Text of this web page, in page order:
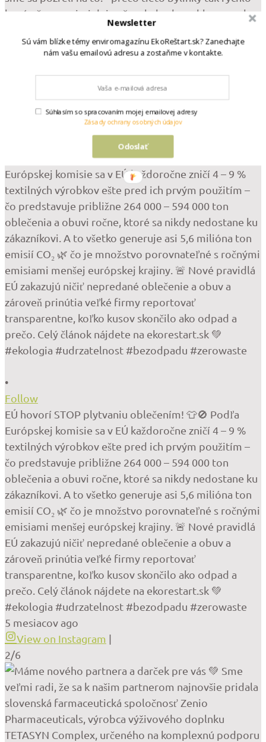
hynú • čo sa s nimi deje už v obchode • a hlavne – ako
to môžete zmeniť, aby vám vydržali oveľa dlhšie a
boli stále svieže 👉 A úprimne – niekedy stačí pár
článok nákdete v našom profile 💚 #bylinky #bazalka
#domacebylinky #udrzatelnyzivot #zerowaste
3 mesiace ago
View on Instagram |
•
Follow
EÚ hovorí STOP plytvaniu oblečením! 👕🚫 Podľa
Európskej komisie sa v EÚ každoročne zničí 4 – 9 %
textilných výrobkov ešte pred ich prvým použitím –
čo predstavuje približne 264 000 – 594 000 ton
oblečenia a obuvi ročne, ktoré sa nikdy nedostane ku
zákazníkovi. A to všetko generuje asi 5,6 milióna ton
emisií CO₂ 🌿 čo je množstvo porovnateľné s ročnými
emisiami menšej európskej krajiny. 🚨 Nové pravidlá
EÚ zakazujú ničiť nepredané oblečenie a obuv a
zároveň prinútia veľké firmy reportovať
transparentne, koľko kusov skončilo ako odpad a
prečo. Celý článok nájdete na ekorestart.sk 💚
#ekologia #udrzatelnost #bezodpadu #zerowaste
5 mesiacov ago
View on Instagram |
2/6
Newsletter
Sú vám blízke témy enviromagazínu EkoReštart.sk? Zanechajte
nám vašu emailovú adresu a zostaňme v kontakte.
Odoslať
Súhlasím so spracovaním mojej emailovej adresy
Zásady ochrany osobných údajov